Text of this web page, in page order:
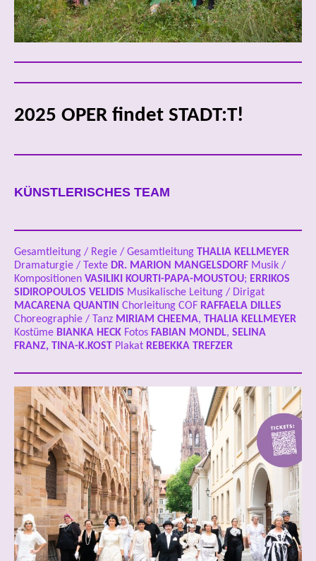
2025 OPER findet STADT:T!
KÜNSTLERISCHES TEAM
Gesamtleitung / Regie / Gesamtleitung THALIA KELLMEYER
Dramaturgie / Texte DR. MARION MANGELSDORF Musik /
Kompositionen VASILIKI KOURTI-PAPA-MOUSTOU; ERRIKOS
SIDIROPOULOS VELIDIS Musikalische Leitung / Dirigat
MACARENA QUANTIN Chorleitung COF RAFFAELA DILLES
Choreographie / Tanz MIRIAM CHEEMA, THALIA KELLMEYER
Kostüme BIANKA HECK Fotos FABIAN MONDL, SELINA
FRANZ, TINA-K.KOST Plakat REBEKKA TREFZER